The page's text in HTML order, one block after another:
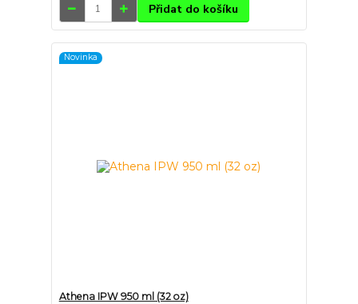
Přidat do košíku
Novinka
Athena IPW 950 ml (32 oz)